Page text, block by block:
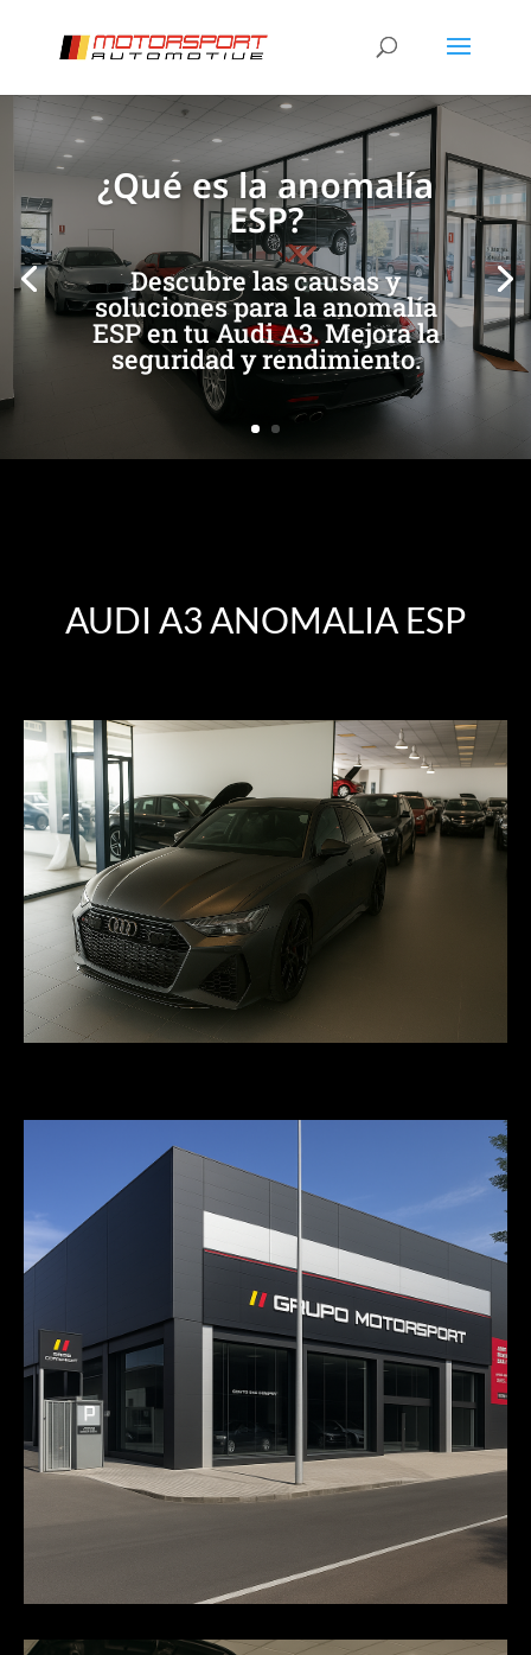
¿Qué es la anomalía
ESP?
Descubre las causas y
soluciones para la anomalía
ESP en tu Audi A3. Mejora la
seguridad y rendimiento.
[/et_pb_slide] [/et_pb_slide]
AUDI A3 ANOMALIA ESP